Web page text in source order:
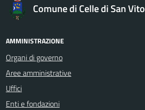
Comune di Celle di San Vito
AMMINISTRAZIONE
Organi di governo
Aree amministrative
Uffici
Enti e fondazioni